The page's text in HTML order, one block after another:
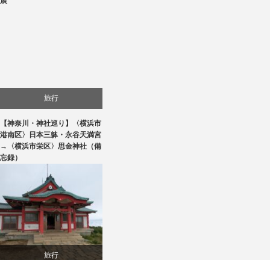
旅行
【神奈川・神社巡り】〈横浜市
港南区〉日本三躰・永谷天満宮
→〈横浜市栄区〉思金神社（備
忘録）
旅行